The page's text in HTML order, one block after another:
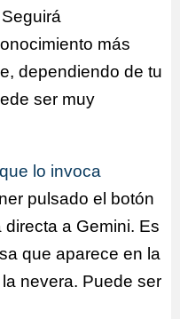
más
dependiendo de tu
ser muy
lo invoca
pulsado el botón
a Gemini. Es
que aparece en la
nevera. Puede ser